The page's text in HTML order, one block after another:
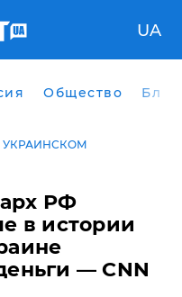
UA
Общество
УКРАИНСКОМ
РФ
в истории
— CNN